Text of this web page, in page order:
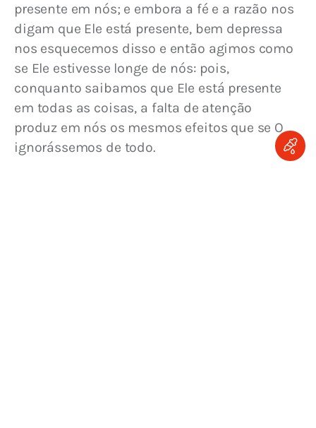
presente em nós; e embora a fé e a razão nos
digam que Ele está presente, bem depressa
nos esquecemos disso e então agimos como
se Ele estivesse longe de nós: pois,
conquanto saibamos que Ele está presente
em todas as coisas, a falta de atenção
produz em nós os mesmos efeitos que se O
ignorássemos de todo.